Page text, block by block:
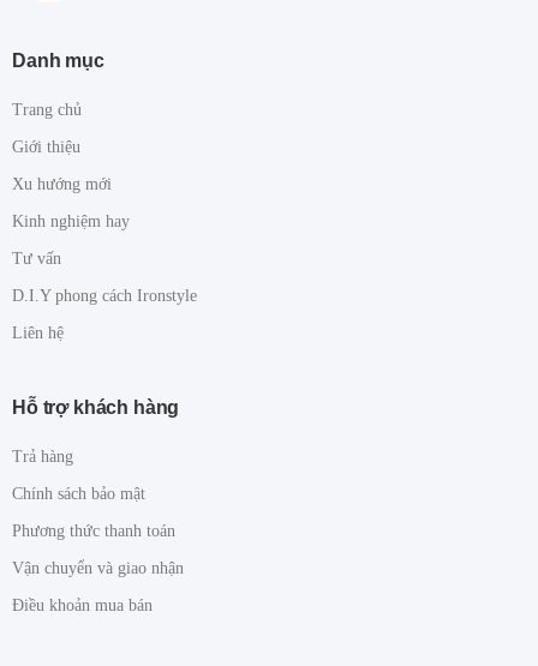
Danh mục
Trang chủ
Giới thiệu
Xu hướng mới
Kinh nghiệm hay
Tư vấn
D.I.Y phong cách Ironstyle
Liên hệ
Hỗ trợ khách hàng
Trả hàng
Chính sách bảo mật
Phương thức thanh toán
Vận chuyển và giao nhận
Điều khoản mua bán